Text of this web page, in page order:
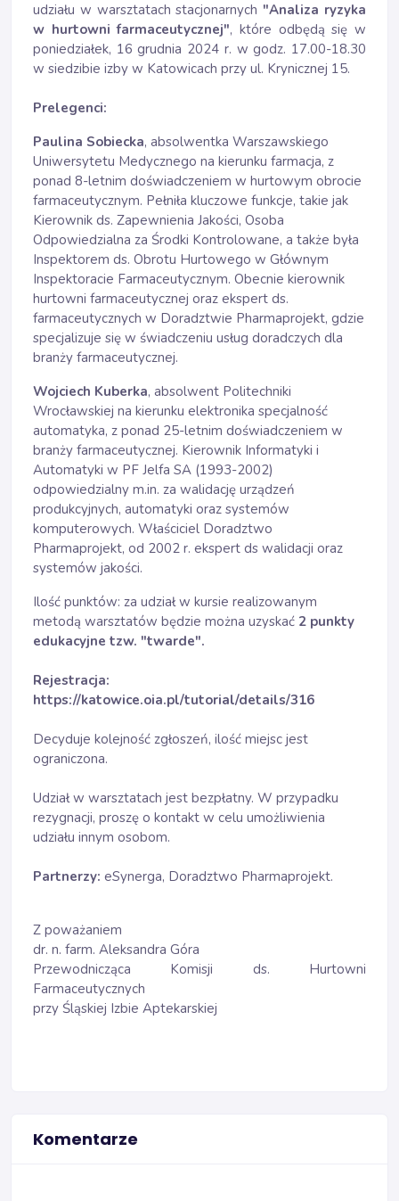
udziału w warsztatach stacjonarnych "Analiza ryzyka
w hurtowni farmaceutycznej", które odbędą się w
poniedziałek, 16 grudnia 2024 r. w godz. 17.00-18.30
w siedzibie izby w Katowicach przy ul. Krynicznej 15.
Prelegenci:
Paulina Sobiecka, absolwentka Warszawskiego
Uniwersytetu Medycznego na kierunku farmacja, z
ponad 8-letnim doświadczeniem w hurtowym obrocie
farmaceutycznym. Pełniła kluczowe funkcje, takie jak
Kierownik ds. Zapewnienia Jakości, Osoba
Odpowiedzialna za Środki Kontrolowane, a także była
Inspektorem ds. Obrotu Hurtowego w Głównym
Inspektoracie Farmaceutycznym. Obecnie kierownik
hurtowni farmaceutycznej oraz ekspert ds.
farmaceutycznych w Doradztwie Pharmaprojekt, gdzie
specjalizuje się w świadczeniu usług doradczych dla
branży farmaceutycznej.
Wojciech Kuberka, absolwent Politechniki
Wrocławskiej na kierunku elektronika specjalność
automatyka, z ponad 25-letnim doświadczeniem w
branży farmaceutycznej. Kierownik Informatyki i
Automatyki w PF Jelfa SA (1993-2002)
odpowiedzialny m.in. za walidację urządzeń
produkcyjnych, automatyki oraz systemów
komputerowych. Właściciel Doradztwo
Pharmaprojekt, od 2002 r. ekspert ds walidacji oraz
systemów jakości.
Ilość punktów: za udział w kursie realizowanym
metodą warsztatów będzie można uzyskać 2 punkty
edukacyjne tzw. "twarde".
Rejestracja:
https://katowice.oia.pl/tutorial/details/316
Decyduje kolejność zgłoszeń, ilość miejsc jest
ograniczona.
Udział w warsztatach jest bezpłatny. W przypadku
rezygnacji, proszę o kontakt w celu umożliwienia
udziału innym osobom.
Partnerzy: eSynerga, Doradztwo Pharmaprojekt.
Z poważaniem
dr. n. farm. Aleksandra Góra
Przewodnicząca Komisji ds. Hurtowni
Farmaceutycznych
przy Śląskiej Izbie Aptekarskiej
Komentarze